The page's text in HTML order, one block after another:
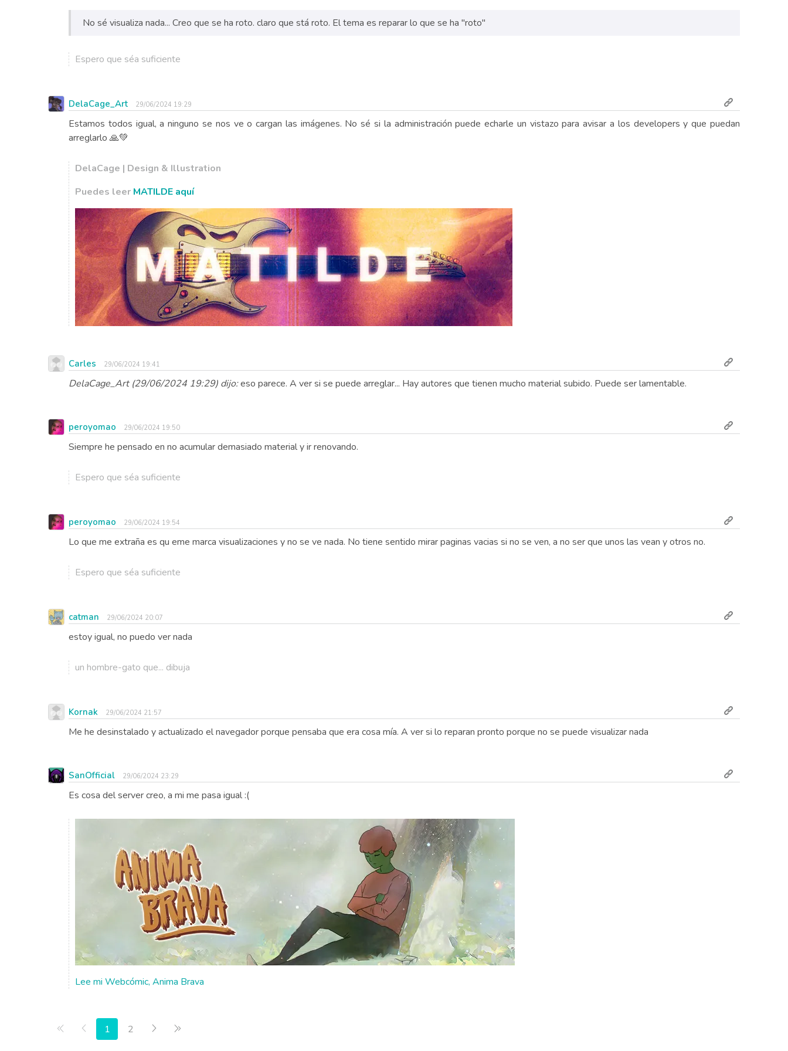
No sé visualiza nada... Creo que se ha roto. claro que stá roto. El tema es reparar lo que se ha "roto"
Espero que séa suficiente
DelaCage_Art 29/06/2024 19:29
Estamos todos igual, a ninguno se nos ve o cargan las imágenes. No sé si la administración puede echarle un vistazo para avisar a los developers y que puedan
arreglarlo 🙏💚
DelaCage | Design & Illustration
Puedes leer MATILDE aquí
Carles 29/06/2024 19:41
DelaCage_Art (29/06/2024 19:29) dijo:eso parece. A ver si se puede arreglar... Hay autores que tienen mucho material subido. Puede ser lamentable.
peroyomao 29/06/2024 19:50
Siempre he pensado en no acumular demasiado material y ir renovando.
Espero que séa suficiente
peroyomao 29/06/2024 19:54
Lo que me extraña es qu eme marca visualizaciones y no se ve nada. No tiene sentido mirar paginas vacias si no se ven, a no ser que unos las vean y otros no.
Espero que séa suficiente
catman 29/06/2024 20:07
estoy igual, no puedo ver nada
un hombre-gato que... dibuja
Kornak 29/06/2024 21:57
Me he desinstalado y actualizado el navegador porque pensaba que era cosa mía. A ver si lo reparan pronto porque no se puede visualizar nada
SanOfficial 29/06/2024 23:29
Es cosa del server creo, a mi me pasa igual :(
Lee mi Webcómic, Anima Brava
Primera página
Anterior
1 2 Siguiente